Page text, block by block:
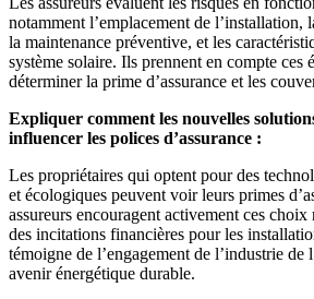
notamment l’emplacement de l’installation,
la maintenance préventive, et les
système solaire. Ils prennent en compte ces
déterminer la prime d’assurance et les
Expliquer comment les nouvelles
influencer les polices d’assurance :
Les propriétaires qui optent pour des
et écologiques peuvent voir leurs primes
assureurs encouragent activement ces
des incitations financières pour les
témoigne de l’engagement de l’industrie de
avenir énergétique durable.